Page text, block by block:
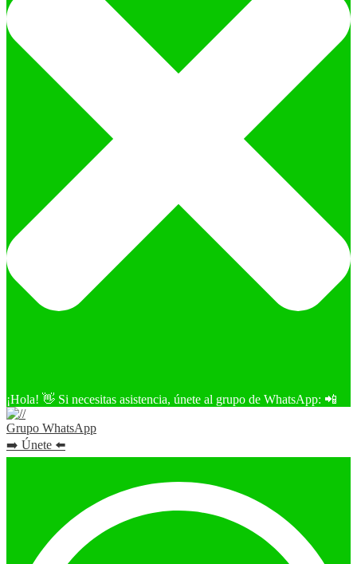
¡Hola! 👋 Si necesitas asistencia, únete al grupo de WhatsApp: 📲
Grupo WhatsApp
➡️ Únete ⬅️